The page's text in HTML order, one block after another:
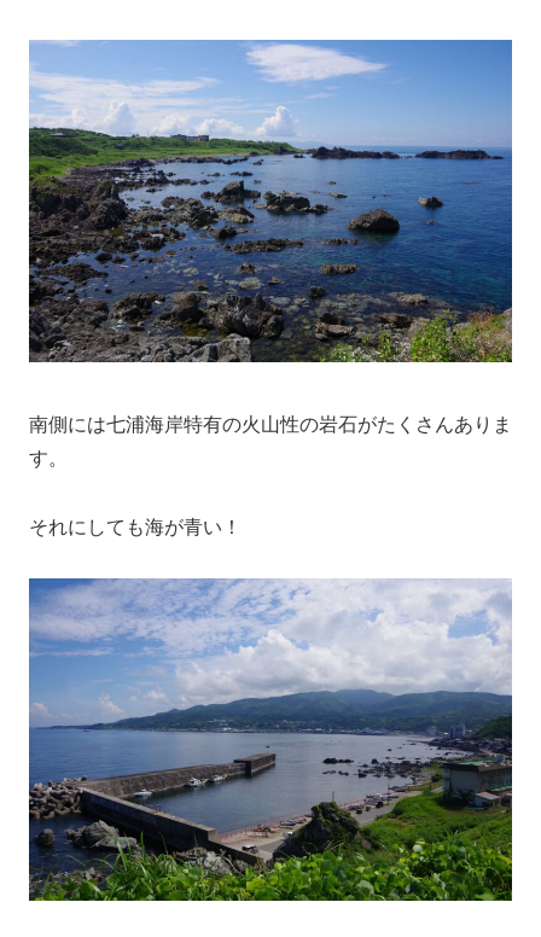
南側には七浦海岸特有の火山性の岩石がたくさんありま
す。
それにしても海が青い！